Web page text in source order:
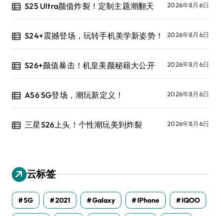
S25 Ultra颜值炸裂！定制主题潮翻天 2026年8月6日
S24+震撼登场，玩转手机美学新姿势！ 2026年8月6日
S26+颜值暴击！机皇美颜秘籍大公开 2026年8月6日
A56 5G登场，潮玩新定义！ 2026年8月6日
三星S26上头！个性潮玩美到炸裂 2026年8月6日
云标签
5G 2021 Galaxy IPhone IQOO